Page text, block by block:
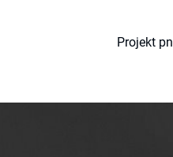
Projekt